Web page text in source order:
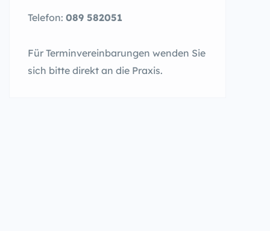
Telefon: 089 582051
Für Terminvereinbarungen wenden Sie
sich bitte direkt an die Praxis.